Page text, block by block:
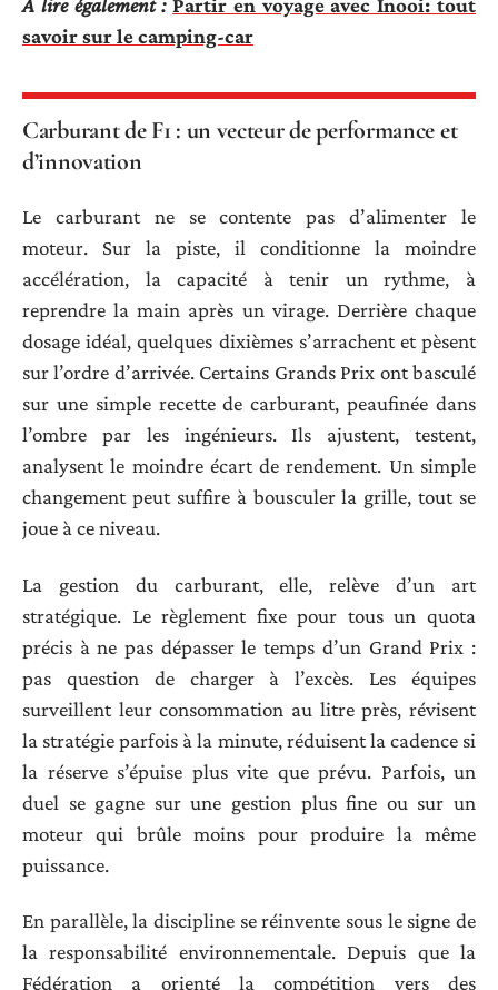
A lire également : Partir en voyage avec Inooi: tout
savoir sur le camping-car
Carburant de F1 : un vecteur de performance et
d’innovation
Le carburant ne se contente pas d’alimenter le
moteur. Sur la piste, il conditionne la moindre
accélération, la capacité à tenir un rythme, à
reprendre la main après un virage. Derrière chaque
dosage idéal, quelques dixièmes s’arrachent et pèsent
sur l’ordre d’arrivée. Certains Grands Prix ont basculé
sur une simple recette de carburant, peaufinée dans
l’ombre par les ingénieurs. Ils ajustent, testent,
analysent le moindre écart de rendement. Un simple
changement peut suffire à bousculer la grille, tout se
joue à ce niveau.
La gestion du carburant, elle, relève d’un art
stratégique. Le règlement fixe pour tous un quota
précis à ne pas dépasser le temps d’un Grand Prix :
pas question de charger à l’excès. Les équipes
surveillent leur consommation au litre près, révisent
la stratégie parfois à la minute, réduisent la cadence si
la réserve s’épuise plus vite que prévu. Parfois, un
duel se gagne sur une gestion plus fine ou sur un
moteur qui brûle moins pour produire la même
puissance.
En parallèle, la discipline se réinvente sous le signe de
la responsabilité environnementale. Depuis que la
Fédération a orienté la compétition vers des